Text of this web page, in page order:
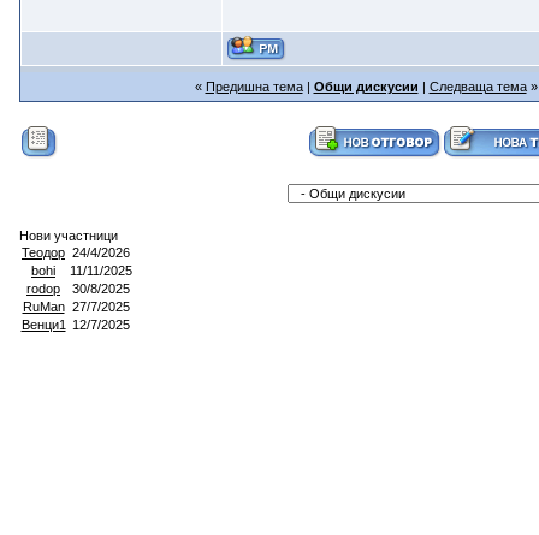
« Предишна тема| Общи дискусии | Следваща тема»
Нови участници
Теодор 24/4/2026
bohi
11/11/2025
rodop
30/8/2025
RuMan 27/7/2025
Венци1
12/7/2025